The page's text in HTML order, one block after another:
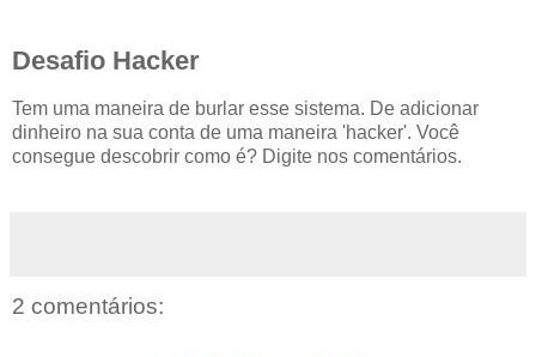
Desafio Hacker
Tem uma maneira de burlar esse sistema. De adicionar
dinheiro na sua conta de uma maneira 'hacker'. Você
consegue descobrir como é? Digite nos comentários.
2 comentários: